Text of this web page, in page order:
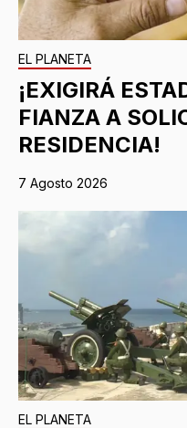
EL PLANETA
¡EXIGIRÁ
FIANZA A
RESIDENCIA!
7 Agosto 2026
EL PLANETA